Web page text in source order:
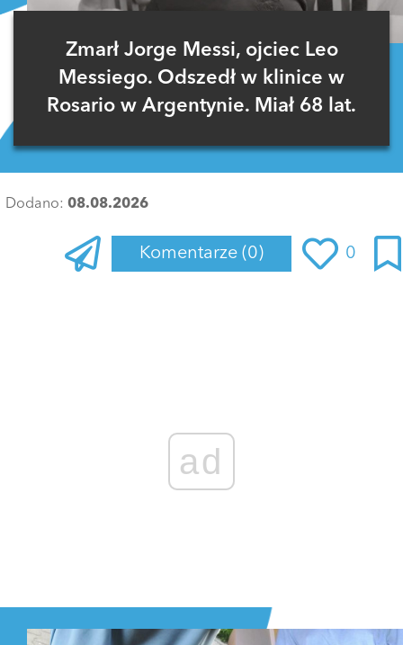
Zmarł Jorge Messi, ojciec Leo
Messiego. Odszedł w klinice w
Rosario w Argentynie. Miał 68 lat.
Dodano: 08.08.2026
Komentarze (0) 0
ad